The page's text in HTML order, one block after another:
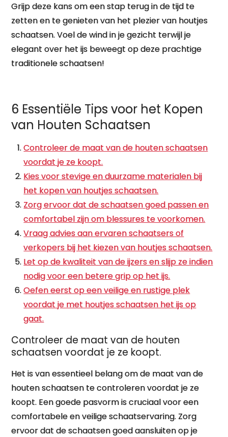
Grijp deze kans om een stap terug in de tijd te
zetten en te genieten van het plezier van houtjes
schaatsen. Voel de wind in je gezicht terwijl je
elegant over het ijs beweegt op deze prachtige
traditionele schaatsen!
6 Essentiële Tips voor het Kopen
van Houten Schaatsen
Controleer de maat van de houten schaatsen
voordat je ze koopt.
Kies voor stevige en duurzame materialen bij
het kopen van houtjes schaatsen.
Zorg ervoor dat de schaatsen goed passen en
comfortabel zijn om blessures te voorkomen.
Vraag advies aan ervaren schaatsers of
verkopers bij het kiezen van houtjes schaatsen.
Let op de kwaliteit van de ijzers en slijp ze indien
nodig voor een betere grip op het ijs.
Oefen eerst op een veilige en rustige plek
voordat je met houtjes schaatsen het ijs op
gaat.
Controleer de maat van de houten
schaatsen voordat je ze koopt.
Het is van essentieel belang om de maat van de
houten schaatsen te controleren voordat je ze
koopt. Een goede pasvorm is cruciaal voor een
comfortabele en veilige schaatservaring. Zorg
ervoor dat de schaatsen goed aansluiten op je